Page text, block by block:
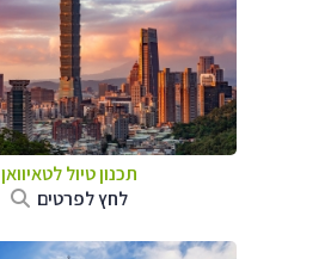
תכנון טיוללטאיוואן
לחץ לפרטים